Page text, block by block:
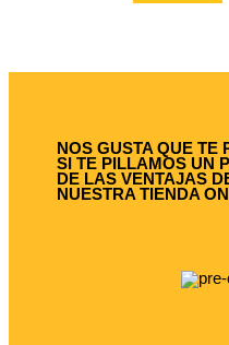
NOS GUSTA QUE TE
SI TE PILLAMOS UN
DE LAS VENTAJAS
NUESTRA TIENDA